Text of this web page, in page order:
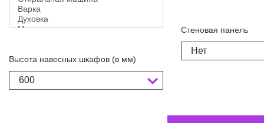
Высота навесных шкафов (в мм)
600
Стеновая панель
Нет